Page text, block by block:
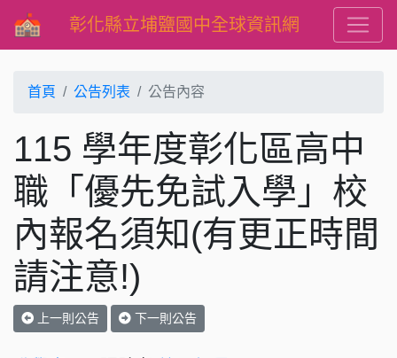
彰化縣立埔鹽國中全球資訊網
首頁 公告列表 公告內容
115 學年度彰化區高中
職「優先免試入學」校
內報名須知(有更正時間
請注意!)
上一則公告 下一則公告